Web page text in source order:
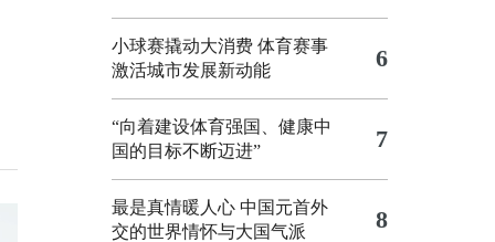
小球赛撬动大消费 体育赛事
激活城市发展新动能
6
“向着建设体育强国、健康中
国的目标不断迈进”
7
最是真情暖人心 中国元首外
交的世界情怀与大国气派
8